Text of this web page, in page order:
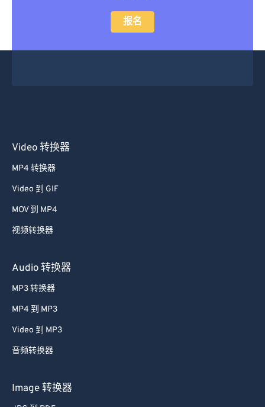
报名
Video 转换器
MP4 转换器
Video 到 GIF
MOV 到 MP4
视频转换器
Audio 转换器
MP3 转换器
MP4 到 MP3
Video 到 MP3
音频转换器
Image 转换器